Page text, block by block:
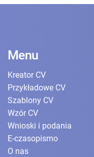
Menu
Kreator CV
Przykładowe CV
Szablony CV
Wzór CV
Wnioski i podania
E-czasopismo
O nas